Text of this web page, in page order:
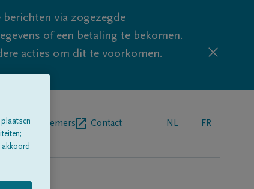
via zogezegde
of een betaling te bekomen.
acties om dit te voorkomen.
Contact NL FR